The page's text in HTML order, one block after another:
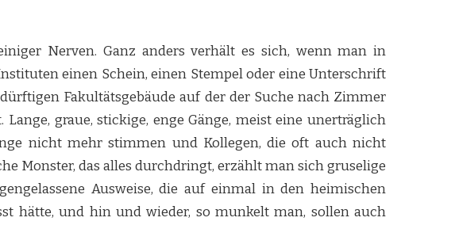
Nerven. Ganz anders verhält es sich, wenn man in
einen Schein, einen Stempel oder eine Unterschrift
Fakultätsgebäude auf der der Suche nach Zimmer
graue, stickige, enge Gänge, meist eine unerträglich
nicht mehr stimmen und Kollegen, die oft auch nicht
Monster, das alles durchdringt, erzählt man sich gruselige
Ausweise, die auf einmal in den heimischen
hätte, und hin und wieder, so munkelt man, sollen auch